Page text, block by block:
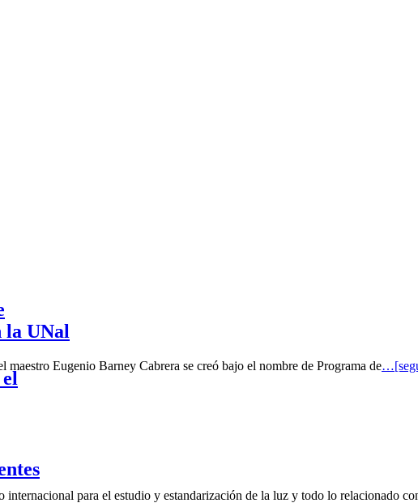
la UNal
Eugenio Barney Cabrera se creó bajo el nombre de Programa de
para el estudio y estandarización de la luz y todo lo relacionado